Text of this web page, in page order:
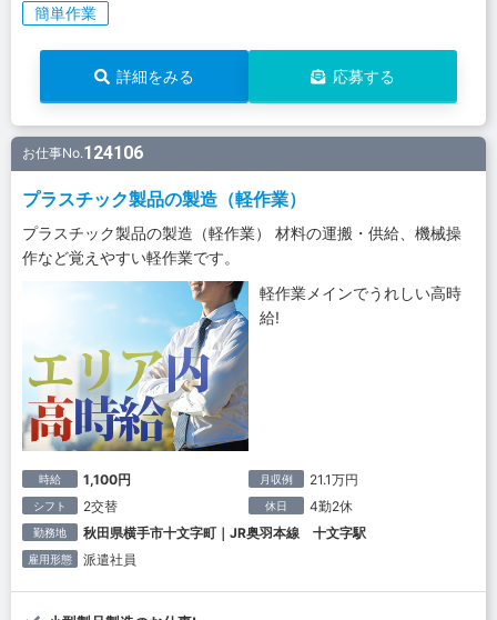
簡単作業
詳細をみる 応募する
お仕事No.124106
プラスチック製品の製造（軽作業）
プラスチック製品の製造（軽作業） 材料の運搬・供給、機械操
作など覚えやすい軽作業です。
軽作業メインでうれしい高時
給!
時給 1,100円 月収例 21.1万円
シフト 2交替 休日 4勤2休
勤務地 秋田県横手市十文字町｜JR奥羽本線 十文字駅
雇用形態 派遣社員